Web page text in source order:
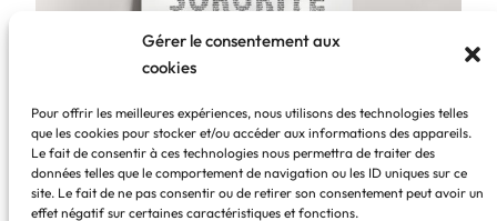
Gérer le consentement aux
cookies
Pour offrir les meilleures expériences, nous utilisons des technologies telles
que les cookies pour stocker et/ou accéder aux informations des appareils.
Le fait de consentir à ces technologies nous permettra de traiter des
données telles que le comportement de navigation ou les ID uniques sur ce
site. Le fait de ne pas consentir ou de retirer son consentement peut avoir un
effet négatif sur certaines caractéristiques et fonctions.
Sororité